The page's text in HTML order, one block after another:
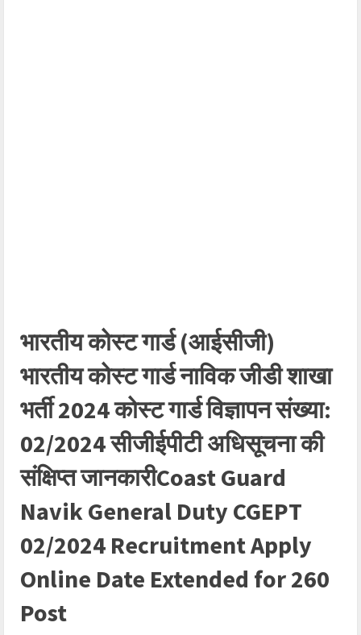
भारतीय कोस्ट गार्ड (आईसीजी)
भारतीय कोस्ट गार्ड नाविक जीडी शाखा
भर्ती 2024 कोस्ट गार्ड विज्ञापन संख्या:
02/2024 सीजीईपीटी अधिसूचना की
संक्षिप्त जानकारीCoast Guard
Navik General Duty CGEPT
02/2024 Recruitment Apply
Online Date Extended for 260
Post